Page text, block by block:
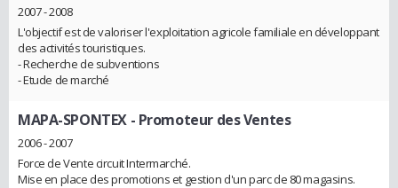
2007 - 2008
L'objectif est de valoriser l'exploitation agricole familiale en développant
des activités touristiques.
- Recherche de subventions
- Etude de marché
MAPA-SPONTEX- Promoteur des Ventes
2006 - 2007
Force de Vente circuit Intermarché.
Mise en place des promotions et gestion d'un parc de 80 magasins.